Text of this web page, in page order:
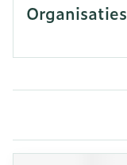
Organisaties